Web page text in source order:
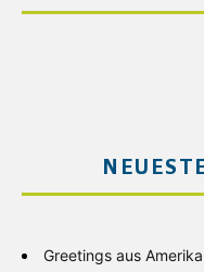
Greetings aus